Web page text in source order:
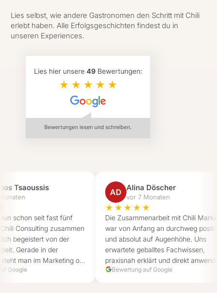
Lies selbst, wie andere Gastronomen den Schritt mit Chili
erlebt haben. Alle Erfolgsgeschichten findest du in
unseren Experiences.
seit fast fünf
zusammen
von der
in der
im Marketing oft
und
Alina Döscher
vor 7 Monaten
★★★★★
Die Zusammenarbeit mit Chili Marketing
war von Anfang an durchweg positiv
und absolut auf Augenhöhe. Uns
erwartete geballtes Fachwissen,
praxisnah erklärt und direkt anwendbar.
Wir haben uns jederzeit bestens
Bewertung auf Google